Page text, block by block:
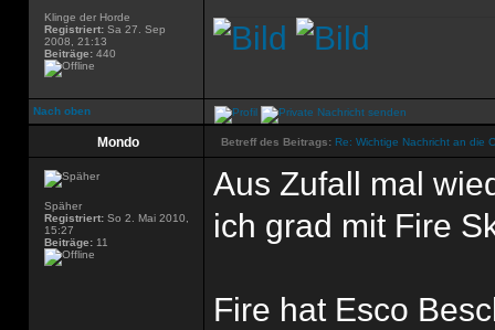
Klinge der Horde
Registriert: Sa 27. Sep
2008, 21:13
Beiträge: 440
Nach oben
Mondo Betreff des Beitrags: Re: Wichtige Nachricht an die
Späher
Registriert: So 2. Mai 2010,
15:27
Beiträge: 11
Aus Zufall mal
ich grad mit Fire
Fire hat Esco